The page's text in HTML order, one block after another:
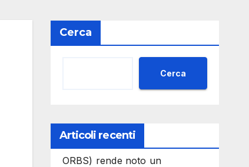
Cerca
Cerca
Articoli recenti
ORBS) rende noto un